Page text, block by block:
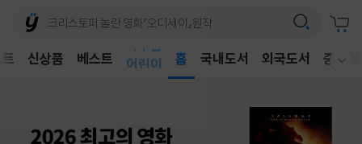
신상품 베스트
어린이
홈 국내도서 외국도서 중고샵